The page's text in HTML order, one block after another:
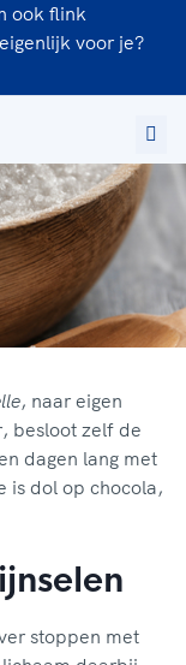
ook flink
voor je?
, naar eigen
besloot zelf de
dagen lang met
is dol op chocola,
stoppen met